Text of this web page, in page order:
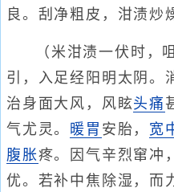
良。刮净粗皮，泔渍炒
（米泔渍一伏时，
引，入足经阳明太阴。
治身面大风，风眩头痛
气尤灵。 暖胃 安胎， 宽
腹胀疼。因气辛烈窜冲
优。若补中焦除湿，而